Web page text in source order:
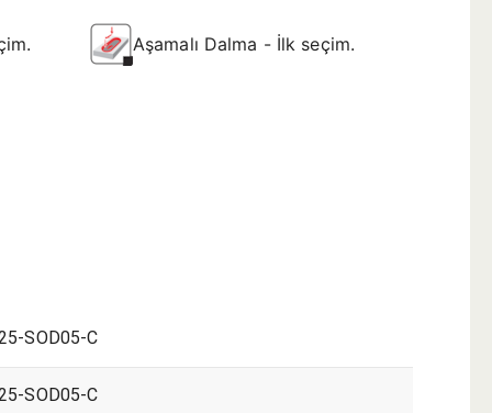
Aşamalı Dalma - İlk seçim.
SOD05-C
SOD05-C